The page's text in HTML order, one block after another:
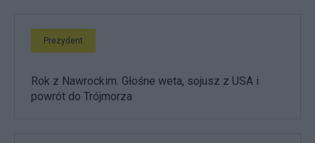
Prezydent
Rok z Nawrockim. Głośne weta, sojusz z USA i
powrót do Trójmorza